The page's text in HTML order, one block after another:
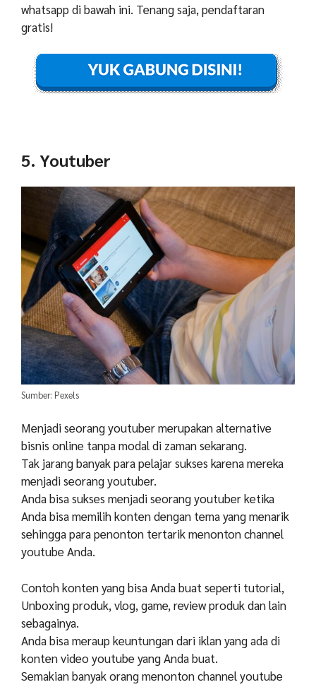
whatsapp di bawah ini. Tenang saja, pendaftaran
gratis!
5. Youtuber
Sumber: Pexels
Menjadi seorang youtuber merupakan alternative
bisnis online tanpa modal di zaman sekarang.
Tak jarang banyak para pelajar sukses karena mereka
menjadi seorang youtuber.
Anda bisa sukses menjadi seorang youtuber ketika
Anda bisa memilih konten dengan tema yang menarik
sehingga para penonton tertarik menonton channel
youtube Anda.
Contoh konten yang bisa Anda buat seperti tutorial,
Unboxing produk, vlog, game, review produk dan lain
sebagainya.
Anda bisa meraup keuntungan dari iklan yang ada di
konten video youtube yang Anda buat.
Semakian banyak orang menonton channel youtube